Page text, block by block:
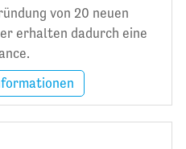
von 20 neuen
erhalten dadurch eine